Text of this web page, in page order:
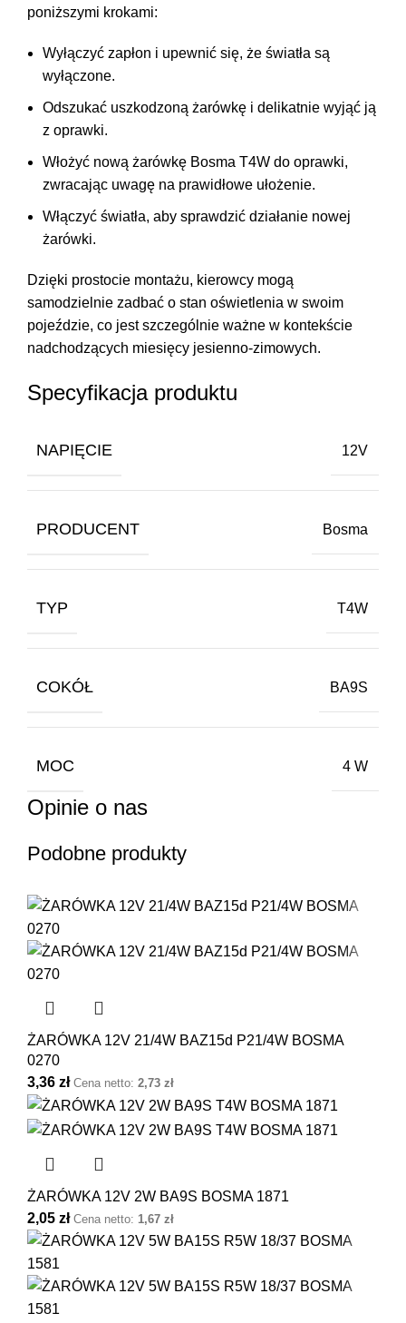
poniższymi krokami:
Wyłączyć zapłon i upewnić się, że światła są
wyłączone.
Odszukać uszkodzoną żarówkę i delikatnie wyjąć ją
z oprawki.
Włożyć nową żarówkę Bosma T4W do oprawki,
zwracając uwagę na prawidłowe ułożenie.
Włączyć światła, aby sprawdzić działanie nowej
żarówki.
Dzięki prostocie montażu, kierowcy mogą
samodzielnie zadbać o stan oświetlenia w swoim
pojeździe, co jest szczególnie ważne w kontekście
nadchodzących miesięcy jesienno-zimowych.
Specyfikacja produktu
NAPIĘCIE 12V
PRODUCENT Bosma
TYP T4W
COKÓŁ BA9S
MOC 4 W
Opinie o nas
Podobne produkty
ŻARÓWKA 12V 21/4W BAZ15d P21/4W BOSMA
0270
3,36 zł Cena netto: 2,73 zł
ŻARÓWKA 12V 2W BA9S BOSMA 1871
2,05 zł Cena netto: 1,67 zł